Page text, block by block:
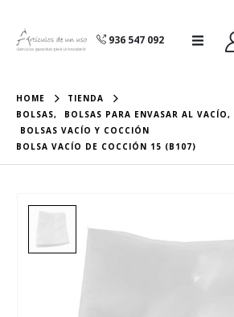
936 547 092
HOME
TIENDA
BOLSAS, BOLSAS PARA ENVASAR AL VACÍO,
BOLSAS VACÍO Y COCCIÓN
BOLSA VACÍO DE COCCIÓN 15 (B107)